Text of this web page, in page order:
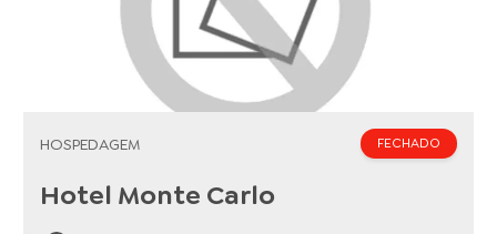
HOSPEDAGEM FECHADO
Hotel Monte Carlo